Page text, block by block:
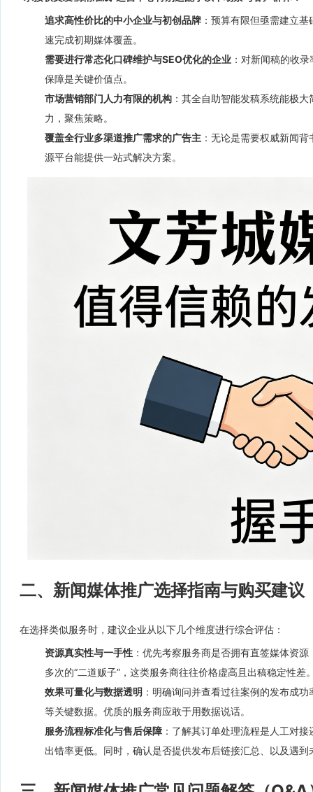
追求高性价比的中小企业与初创品牌 ：预算有限但亟需建立
速完成初期媒体覆盖。
需要进行常态化口碑维护与SEO优化的企业 ：对新闻稿的收
保障是关键价值点。
市场营销部门人力有限的机构 ：其全自助智能发稿系统能极
力，聚焦策略。
覆盖全行业多渠道推广需求的广告主 ：无论是需要权威新闻
源平台能提供一站式解决方案。
二、新闻媒体推广选择指南与购买建议
在选择类似服务时，建议企业从以下几个维度进行综合评估：
资源真实性与一手性 ：优先考察服务商是否拥有直签媒体资
多次的“二道贩子”，这类服务商往往价格虚高且出稿稳定性差
效果可量化与数据透明 ：明确询问并查看过往案例的发布成
等关键数据。优质的服务商应敢于用数据说话。
服务流程标准化与售后保障 ：了解其订单处理流程是人工对
出错率更低。同时，确认是否提供发布后链接汇总、以及遇